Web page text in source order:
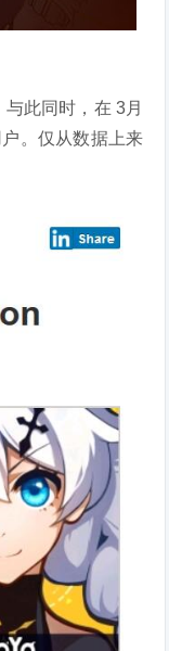
与此同时， 在 3月
。仅从数据上来